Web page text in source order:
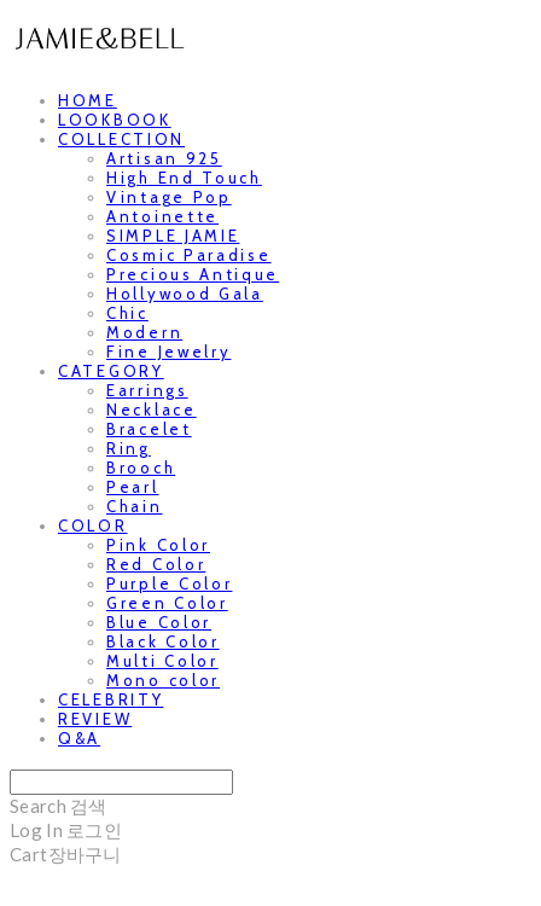
HOME
LOOKBOOK
COLLECTION
Artisan 925
High End Touch
Vintage Pop
Antoinette
SIMPLE JAMIE
Cosmic Paradise
Precious Antique
Hollywood Gala
Chic
Modern
Fine Jewelry
CATEGORY
Earrings
Necklace
Bracelet
Ring
Brooch
Pearl
Chain
COLOR
Pink Color
Red Color
Purple Color
Green Color
Blue Color
Black Color
Multi Color
Mono color
CELEBRITY
REVIEW
Q&A
Search 검색
Log In 로그인
Cart장바구니